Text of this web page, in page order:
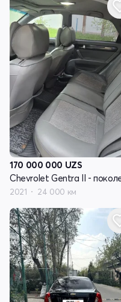
170 000 000 UZS
2021 24 000 км